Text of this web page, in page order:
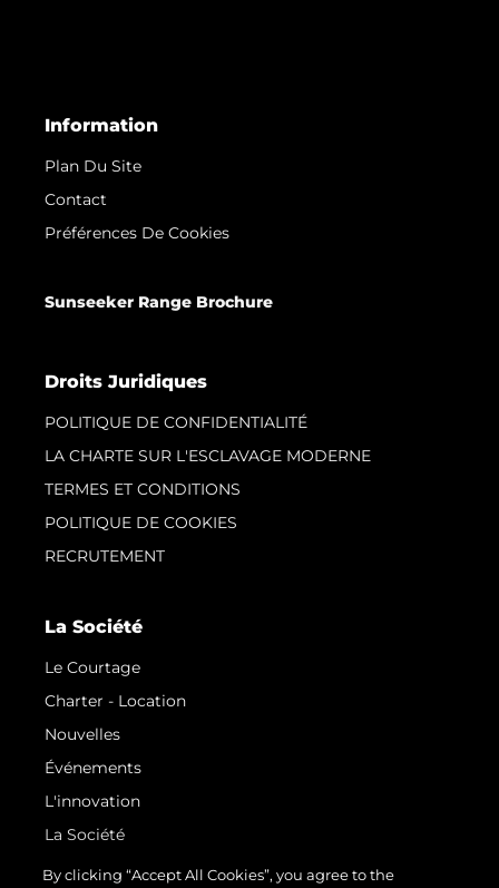
Information
Plan Du Site
Contact
Préférences De Cookies
Sunseeker Range Brochure
Droits Juridiques
POLITIQUE DE CONFIDENTIALITÉ
LA CHARTE SUR L'ESCLAVAGE MODERNE
TERMES ET CONDITIONS
POLITIQUE DE COOKIES
RECRUTEMENT
La Société
Le Courtage
Charter - Location
Nouvelles
Événements
L'innovation
La Société
Notre Équipe
By clicking “Accept All Cookies”, you agree to the